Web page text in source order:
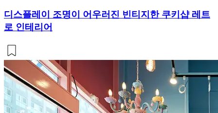
디스플레이 조명이 어우러진 빈티지한 쿠키샵 레트
로 인테리어